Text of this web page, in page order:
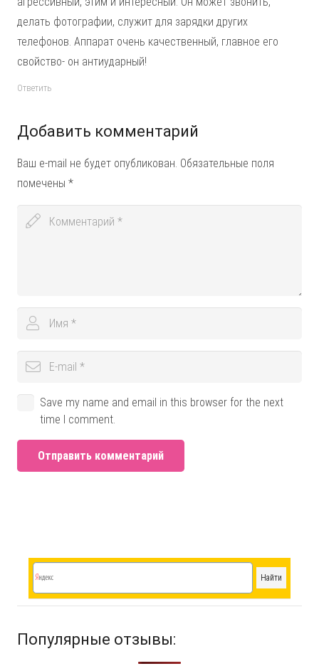
делать фотографии, служит для зарядки других
телефонов. Аппарат очень качественный, главное его
свойство- он антиударный!
Ответить
Добавить комментарий
Ваш e-mail не будет опубликован. Обязательные поля
помечены *
Save my name and email in this browser for the next
time I comment.
Отправить комментарий
Популярные отзывы: